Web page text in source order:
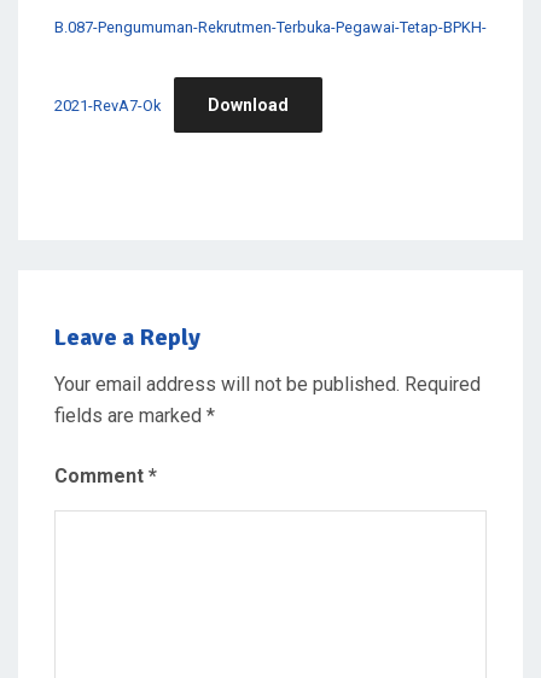
B.087-Pengumuman-Rekrutmen-Terbuka-Pegawai-Tetap-BPKH-
2021-RevA7-Ok Download
Leave a Reply
Your email address will not be published. Required
fields are marked *
Comment *